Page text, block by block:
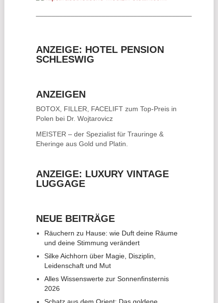
ANZEIGE: HOTEL PENSION
SCHLESWIG
ANZEIGEN
BOTOX, FILLER, FACELIFTzum Top-Preis in
Polen bei Dr. Wojtarovicz
MEISTER – der Spezialist für Trauringe &
Eheringe aus Gold und Platin.
ANZEIGE: LUXURY VINTAGE
LUGGAGE
NEUE BEITRÄGE
Räuchern zu Hause: wie Duft deine Räume
und deine Stimmung verändert
Silke Aichhorn über Magie, Disziplin,
Leidenschaft und Mut
Alles Wissenswerte zur Sonnenfinsternis
2026